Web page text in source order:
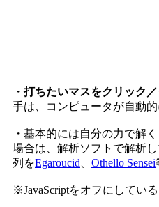
・打ちたいマスをクリック
手は、コンピュータが自動的
・基本的には自分の力で解
場合は、解析ソフトで解析し
列をEgaroucid Othello Sensei
※JavaScriptをオフにしてい